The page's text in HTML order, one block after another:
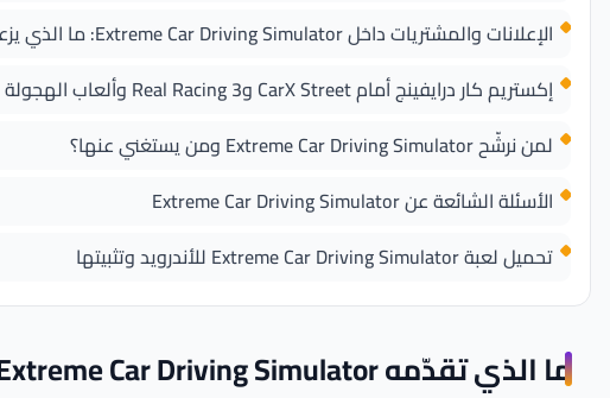
الإعلانات والمشتريات داخل Extreme Car Driving Simulator: ما الذي يزعج فعلًا؟
إكستريم كار درايفينج أمام CarX Street وReal Racing 3 وألعاب الهجولة
لمن نرشّح Extreme Car Driving Simulator ومن يستغني عنها؟
الأسئلة الشائعة عن Extreme Car Driving Simulator
تحميل لعبة Extreme Car Driving Simulator للأندرويد وتثبيتها
ما الذي تقدّمه Extreme Car Driving Simulator بعد عشر سنوات في السوق؟